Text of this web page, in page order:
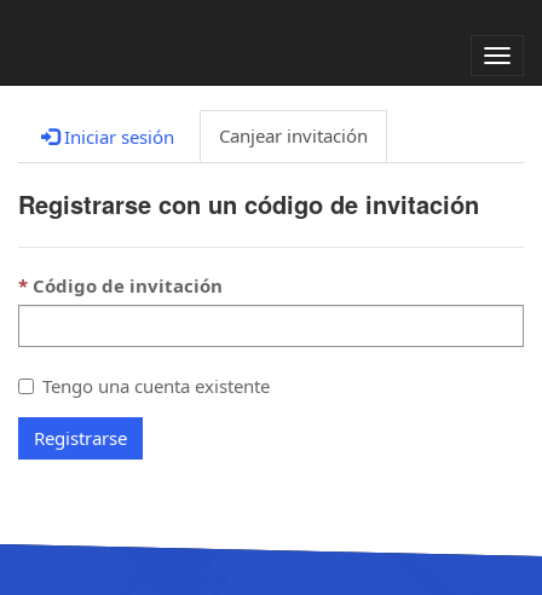
Iniciar sesión Canjear invitación
Registrarse con un código de invitación
Código de invitación
Tengo una cuenta existente
Registrarse